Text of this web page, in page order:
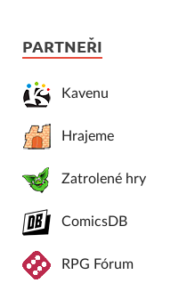
PARTNEŘI
Kavenu
Hrajeme
Zatrolené hry
ComicsDB
RPG Fórum